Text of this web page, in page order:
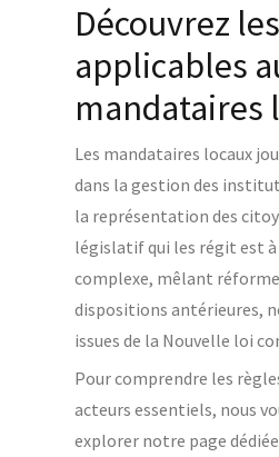
Découvrez
applicables
mandataires
Les mandataires locaux
dans la gestion des
la représentation des
législatif qui les régit est
complexe, mêlant
dispositions antérieures,
issues de la Nouvelle loi
Pour comprendre les
acteurs essentiels, nous
explorer notre page dédiée